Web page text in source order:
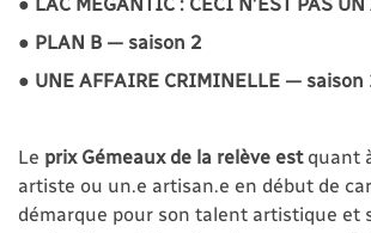
● PLAN B — saison 2
● UNE AFFAIRE CRIMINELLE — saison
Le prix Gémeaux de la relève est quant
artiste ou un.e artisan.e en début de
démarque pour son talent artistique et